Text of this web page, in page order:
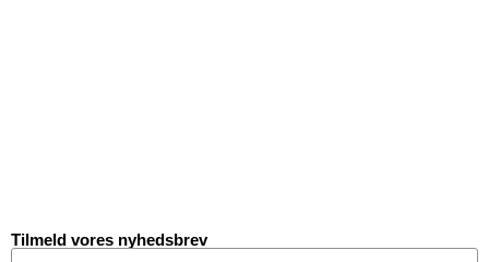
Tilmeld vores nyhedsbrev